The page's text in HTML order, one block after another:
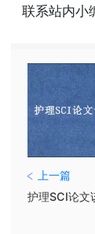
联系站内小
上一篇
护理SCI论文